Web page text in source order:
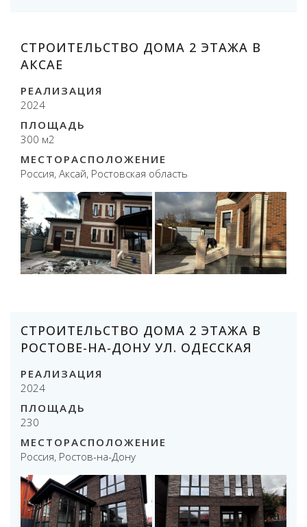
СТРОИТЕЛЬСТВО ДОМА 2 ЭТАЖА В
АКСАЕ
РЕАЛИЗАЦИЯ
2024
ПЛОЩАДЬ
300 м2
МЕСТОРАСПОЛОЖЕНИЕ
Россия, Аксай, Ростовская область
СТРОИТЕЛЬСТВО ДОМА 2 ЭТАЖА В
РОСТОВЕ-НА-ДОНУ УЛ. ОДЕССКАЯ
РЕАЛИЗАЦИЯ
2024
ПЛОЩАДЬ
230
МЕСТОРАСПОЛОЖЕНИЕ
Россия, Ростов-на-Дону